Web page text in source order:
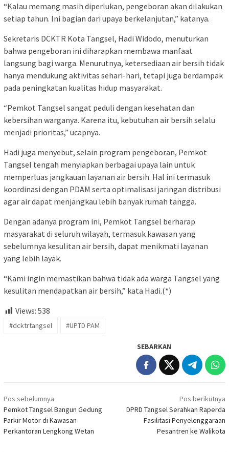
“Kalau memang masih diperlukan, pengeboran akan dilakukan
setiap tahun. Ini bagian dari upaya berkelanjutan,” katanya.
Sekretaris DCKTR Kota Tangsel, Hadi Widodo, menuturkan
bahwa pengeboran ini diharapkan membawa manfaat
langsung bagi warga. Menurutnya, ketersediaan air bersih tidak
hanya mendukung aktivitas sehari-hari, tetapi juga berdampak
pada peningkatan kualitas hidup masyarakat.
“Pemkot Tangsel sangat peduli dengan kesehatan dan
kebersihan warganya. Karena itu, kebutuhan air bersih selalu
menjadi prioritas,” ucapnya.
Hadi juga menyebut, selain program pengeboran, Pemkot
Tangsel tengah menyiapkan berbagai upaya lain untuk
memperluas jangkauan layanan air bersih. Hal ini termasuk
koordinasi dengan PDAM serta optimalisasi jaringan distribusi
agar air dapat menjangkau lebih banyak rumah tangga.
Dengan adanya program ini, Pemkot Tangsel berharap
masyarakat di seluruh wilayah, termasuk kawasan yang
sebelumnya kesulitan air bersih, dapat menikmati layanan
yang lebih layak.
“Kami ingin memastikan bahwa tidak ada warga Tangsel yang
kesulitan mendapatkan air bersih,” kata Hadi.(*)
Views: 538
#dcktrtangsel #UPTD PAM
SEBARKAN
Navigasi
pos
Pos sebelumnya
Pemkot Tangsel Bangun Gedung
Parkir Motor di Kawasan
Perkantoran Lengkong Wetan
Pos berikutnya
DPRD Tangsel Serahkan Raperda
Fasilitasi Penyelenggaraan
Pesantren ke Walikota